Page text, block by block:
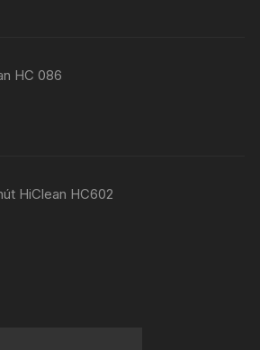
HC 086
HiClean HC602